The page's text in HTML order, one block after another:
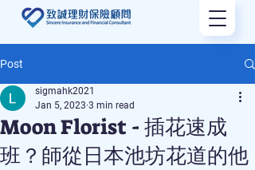
Post
Moon Florist - 插花速成
班？師從日本池坊花道的他
sigmahk2021
Jan 5, 2023 3 min read